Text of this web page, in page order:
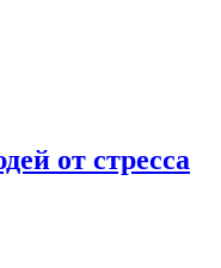
от стресса